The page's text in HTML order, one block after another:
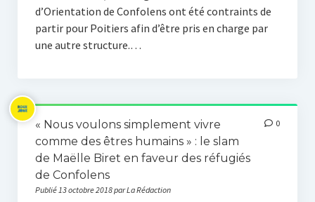
d’Orientation de Confolens ont été contraints de
partir pour Poitiers afin d’être pris en charge par
une autre structure.…
« Nous voulons simplement vivre
comme des êtres humains » : le slam
de Maëlle Biret en faveur des réfugiés
de Confolens
Publié 13 octobre 2018 par La Rédaction
0